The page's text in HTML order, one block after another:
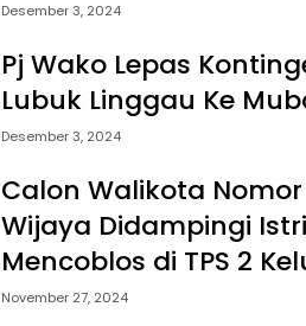
Desember 3, 2024
Pj Wako Lepas
Lubuk Linggau Ke
Desember 3, 2024
Calon Walikota Nomor
Wijaya Didampingi
Mencoblos di TPS 2
November 27, 2024